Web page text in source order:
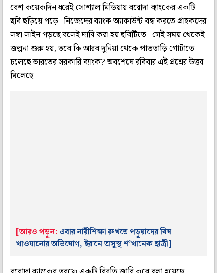
বেশ কয়েকদিন ধরেই সোশ্যাল মিডিয়ায় বরোদা ব্যাংকের একটি
ছবি ছড়িয়ে পড়ে। নিজেদের ব্যাংক অ্যাকাউন্ট বন্ধ করতে গ্রাহকদের
লম্বা লাইন পড়ছে বলেই দাবি করা হয় ছবিটিতে। সেই সময় থেকেই
জল্পনা শুরু হয়, তবে কি আরব দুনিয়া থেকে পাততাড়ি গোটাতে
চলেছে ভারতের সরকারি ব্যাংক? অবশেষে রবিবার এই প্রশ্নের উত্তর
মিলেছে।
[আরও পড়ুন: এবার নারীশিক্ষা রুখতে পড়ুয়াদের বিষ
খাওয়ানোর অভিযোগ, ইরানে অসুস্থ শ’খানেক ছাত্রী]